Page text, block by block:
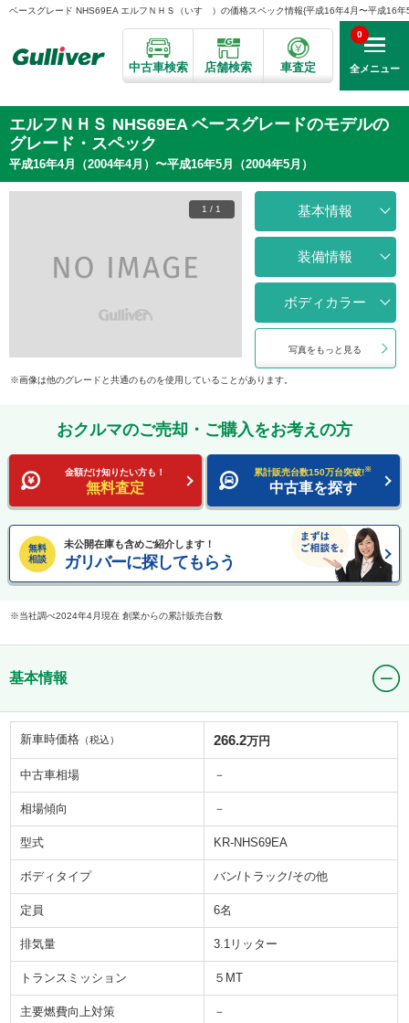
ベースグレード NHS69EA エルフＮＨＳ（いすゞ）の価格スペック情報{平成16年4月〜平成16
中古車検索 店舗検索 車査定 全メニュー
0
エルフＮＨＳ NHS69EA ベースグレードのモデルの
グレード・スペック
平成16年4月（2004年4月）〜平成16年5月（2004年5月）
1 / 1 基本情報
装備情報
ボディカラー
写真をもっと見る
画像は他のグレードと共通のものを使用していることがあります。
おクルマのご売却・ご購入をお考えの方
金額だけ知りたい方も！
無料査定
累計販売台数150万台突破!※
中古車を探す
無料
相談
未公開在庫も含めご紹介します！
ガリバーに探してもらう
当社調べ2024年4月現在 創業からの累計販売台数
基本情報
新車時価格 （税込） 266.2万円
中古車相場 －
相場傾向 －
型式 KR-NHS69EA
ボディタイプ バン/トラック/その他
定員 6名
排気量 3.1リッター
トランスミッション ５MT
主要燃費向上対策 －